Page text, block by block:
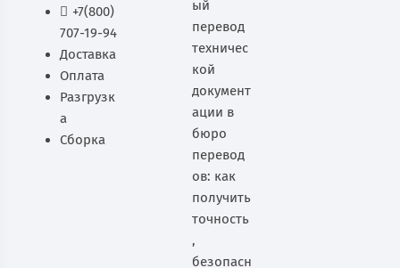
+7(800)
707-19-94
Доставка
Оплата
Разгрузк
а
Сборка
ый
перевод
техничес
кой
документ
ации в
бюро
перевод
ов: как
получить
точность
,
безопасн